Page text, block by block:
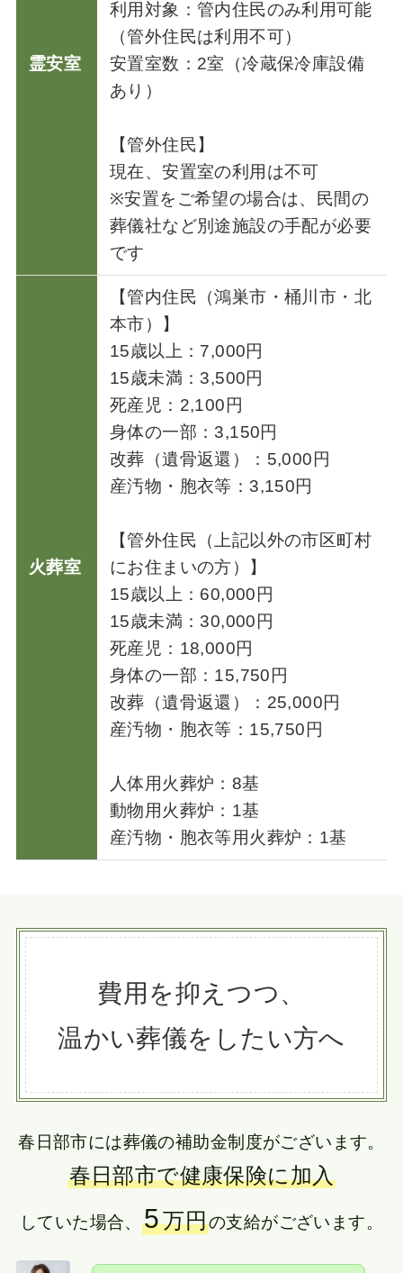
霊安室
利用対象：管内住民のみ利用可能
（管外住民は利用不可）
安置室数：2室（冷蔵保冷庫設備
あり）
【管外住民】
現在、安置室の利用は不可
※安置をご希望の場合は、民間の
葬儀社など別途施設の手配が必要
です
火葬室
【管内住民（鴻巣市・桶川市・北
本市）】
15歳以上：7,000円
15歳未満：3,500円
死産児：2,100円
身体の一部：3,150円
改葬（遺骨返還）：5,000円
産汚物・胞衣等：3,150円
【管外住民（上記以外の市区町村
にお住まいの方）】
15歳以上：60,000円
15歳未満：30,000円
死産児：18,000円
身体の一部：15,750円
改葬（遺骨返還）：25,000円
産汚物・胞衣等：15,750円
人体用火葬炉：8基
動物用火葬炉：1基
産汚物・胞衣等用火葬炉：1基
費用を抑えつつ、
温かい葬儀をしたい方へ
春日部市には葬儀の補助金制度がございます。
春日部市で健康保険に加入
していた場合、 5万円の支給がございます。